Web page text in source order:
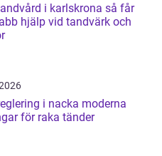
i karlskrona så får
hjälp vid tandvärk och
i nacka moderna
för raka tänder